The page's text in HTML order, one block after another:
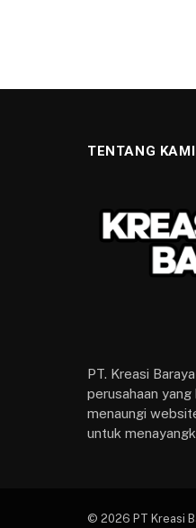
TENTANG KAMI
PT. Kreasi
perusahaan
menaungi
untuk
© 2026 PT Kreasi